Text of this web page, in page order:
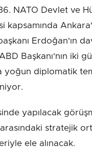
NATO Devlet ve
kapsamında
Erdoğan'ın
Başkanı'nın iki
yoğun diplomatik
yapılacak
stratejik
ele alınacak.